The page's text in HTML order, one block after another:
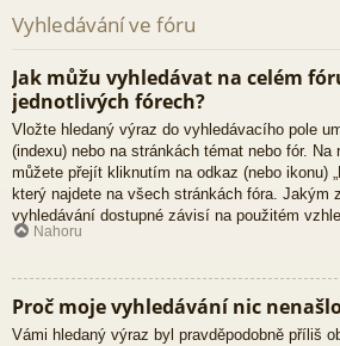
Vyhledávání ve fóru
Jak můžu vyhledávat na celém
jednotlivých fórech?
Vložte hledaný výraz do vyhledávacího pole
(indexu) nebo na stránkách témat nebo fór.
můžete přejít kliknutím na odkaz (nebo ikonu)
který najdete na všech stránkách fóra. Jakým
vyhledávání dostupné závisí na použitém
Nahoru
Proč moje vyhledávání nic
Vámi hledaný výraz byl pravděpodobně příliš